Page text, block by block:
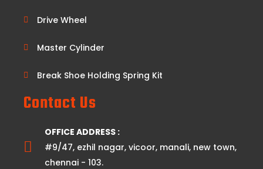
Drive Wheel
Master Cylinder
Break Shoe Holding Spring Kit
Contact Us
OFFICE ADDRESS :
#9/47, ezhil nagar, vicoor, manali, new town,
chennai - 103.